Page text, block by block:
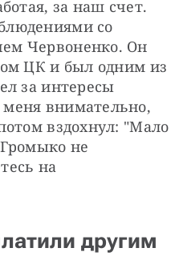
за наш счет.
со
Червоненко. Он
ЦК и был одним из
за интересы
внимательно,
вздохнул: "Мало
не
на
другим